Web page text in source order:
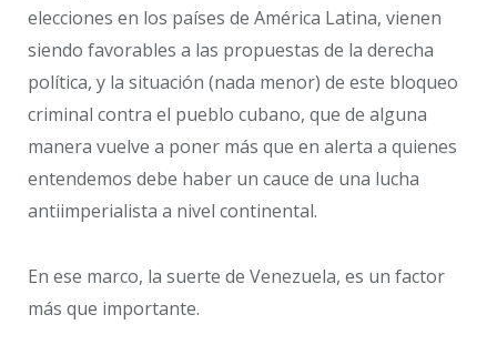
elecciones en los países de América Latina, vienen
siendo favorables a las propuestas de la derecha
política, y la situación (nada menor) de este bloqueo
criminal contra el pueblo cubano, que de alguna
manera vuelve a poner más que en alerta a quienes
entendemos debe haber un cauce de una lucha
antiimperialista a nivel continental.
En ese marco, la suerte de Venezuela, es un factor
más que importante.